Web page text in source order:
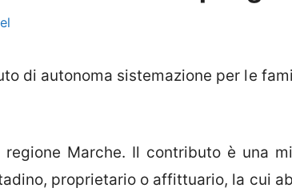
di autonoma sistemazione per le
Marche. Il contributo è una
proprietario o affittuario, la cui